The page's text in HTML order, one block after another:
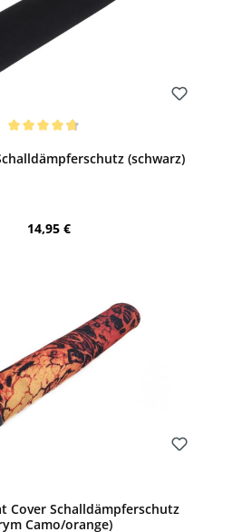
(schwarz)
Regulärer Preis:
14,95 €
Cover Schalldämpferschutz
Camo/orange)